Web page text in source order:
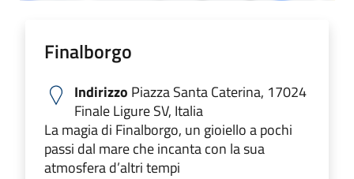
Finalborgo
Indirizzo Piazza Santa Caterina, 17024
Finale Ligure SV, Italia
La magia di Finalborgo, un gioiello a pochi
passi dal mare che incanta con la sua
atmosfera d’altri tempi